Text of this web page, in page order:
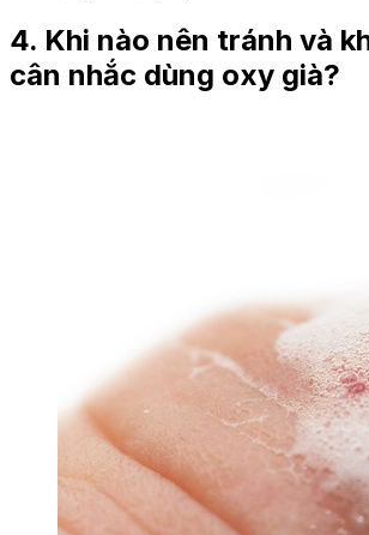
4. Khi nào nên tránh và
cân nhắc dùng oxy già?